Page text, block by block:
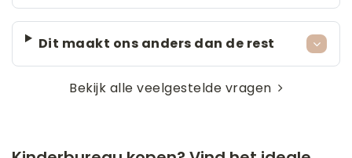
Dit maakt ons anders dan de rest
Bekijk alle veelgestelde vragen